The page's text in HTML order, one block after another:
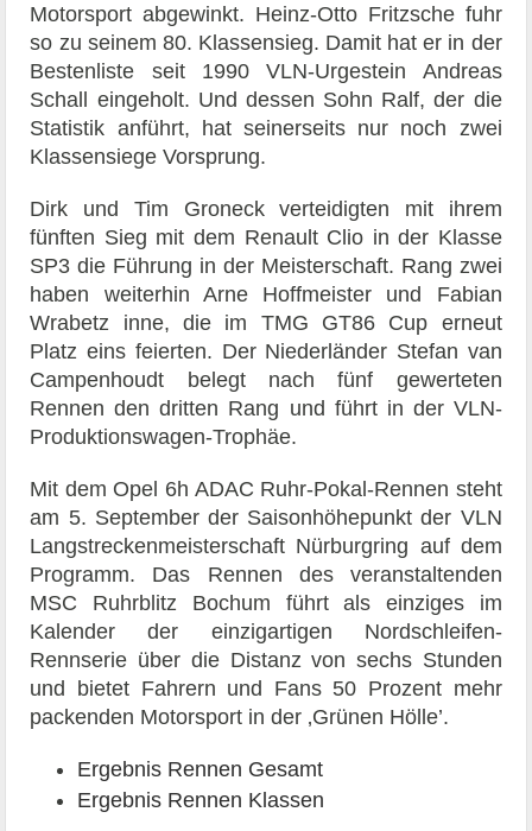
Motorsport abgewinkt. Heinz-Otto Fritzsche fuhr
so zu seinem 80. Klassensieg. Damit hat er in der
Bestenliste seit 1990 VLN-Urgestein Andreas
Schall eingeholt. Und dessen Sohn Ralf, der die
Statistik anführt, hat seinerseits nur noch zwei
Klassensiege Vorsprung.
Dirk und Tim Groneck verteidigten mit ihrem
fünften Sieg mit dem Renault Clio in der Klasse
SP3 die Führung in der Meisterschaft. Rang zwei
haben weiterhin Arne Hoffmeister und Fabian
Wrabetz inne, die im TMG GT86 Cup erneut
Platz eins feierten. Der Niederländer Stefan van
Campenhoudt belegt nach fünf gewerteten
Rennen den dritten Rang und führt in der VLN-
Produktionswagen-Trophäe.
Mit dem Opel 6h ADAC Ruhr-Pokal-Rennen steht
am 5. September der Saisonhöhepunkt der VLN
Langstreckenmeisterschaft Nürburgring auf dem
Programm. Das Rennen des veranstaltenden
MSC Ruhrblitz Bochum führt als einziges im
Kalender der einzigartigen Nordschleifen-
Rennserie über die Distanz von sechs Stunden
und bietet Fahrern und Fans 50 Prozent mehr
packenden Motorsport in der ‚Grünen Hölle’.
Ergebnis Rennen Gesamt
Ergebnis Rennen Klassen